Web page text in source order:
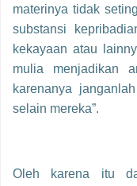
materinya tidak
substansi
kekayaan atau
mulia menjadikan
karenanya
selain mereka”.
Oleh karena itu